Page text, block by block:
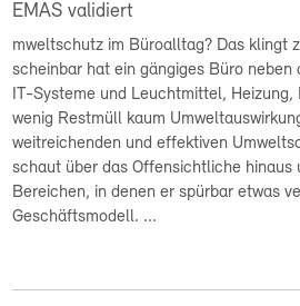
EMAS validiert
mweltschutz im Büroalltag? Das klingt
scheinbar hat ein gängiges Büro
IT-Systeme und Leuchtmittel, Heizung,
wenig Restmüll kaum
weitreichenden und effektiven
schaut über das Offensichtliche hinaus
Bereichen, in denen er spürbar etwas
Geschäftsmodell. ...